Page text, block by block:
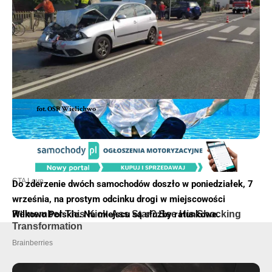
fot. OSP Wielichwo
Do zderzenie dwóch samochodów doszło w poniedziałek, 7
września, na prostym odcinku drogi w miejscowości
Wilkowo Polskie. Na miejscu są służby ratunkowe.